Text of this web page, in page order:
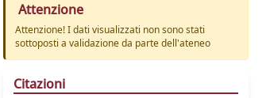
Attenzione
Attenzione! I dati visualizzati non sono stati
sottoposti a validazione da parte dell'ateneo
Citazioni